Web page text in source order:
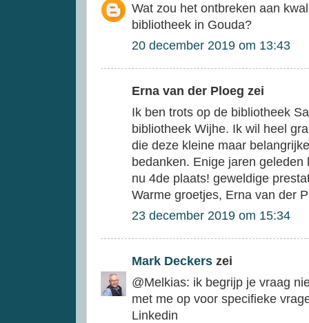
Wat zou het ontbreken aan
bibliotheek in Gouda?
20 december 2019 om 13:43
Erna van der Ploeg zei
Ik ben trots op de bibliotheek
bibliotheek Wijhe. Ik wil heel
die deze kleine maar
bedanken. Enige jaren
nu 4de plaats! geweldige
Warme groetjes, Erna van der
23 december 2019 om 15:34
Mark Deckers zei
@Melkias: ik begrijp je vraag
met me op voor specifieke
Linkedin